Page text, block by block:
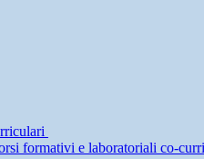
formativi e laboratoriali co-